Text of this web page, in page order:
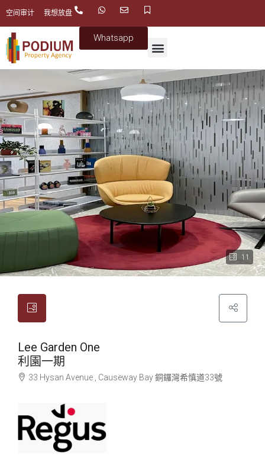
空间审计 我想放盘
Whatsapp
11
Lee Garden One
利園一期
33 Hysan Avenue , Causeway Bay銅鑼灣希慎道33號